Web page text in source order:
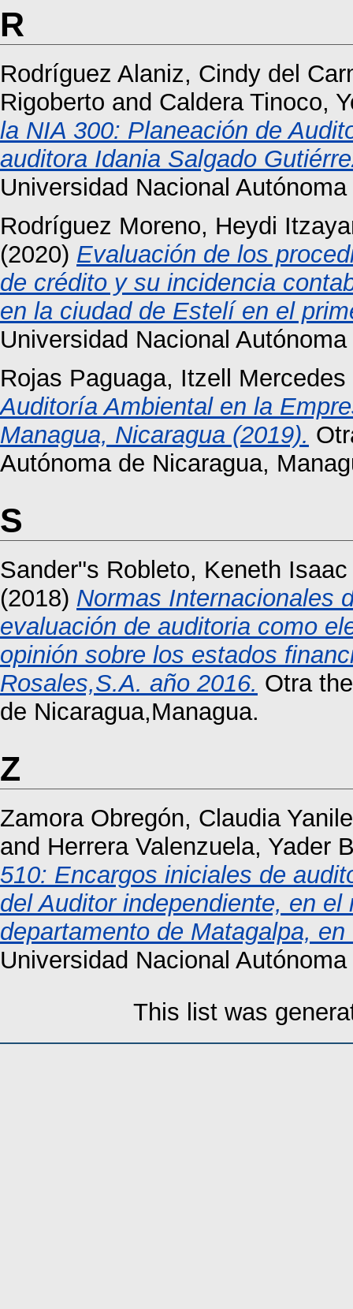
R
Rodríguez Alaniz, Cindy del
Rigoberto and Caldera Tinoco,
la NIA 300: Planeación de
auditora Idania Salgado
Universidad Nacional
Rodríguez Moreno, Heydi
(2020) Evaluación de los
de crédito y su incidencia
en la ciudad de Estelí en el
Universidad Nacional
Rojas Paguaga, Itzell Mercedes
Auditoría Ambiental en la
Managua, Nicaragua (2019).
Autónoma de Nicaragua,
S
Sander"s Robleto, Keneth Isaac
(2018) Normas Internacionales
evaluación de auditoria como
opinión sobre los estados
Rosales,S.A. año 2016. Otra
de Nicaragua,Managua.
Z
Zamora Obregón, Claudia
and Herrera Valenzuela, Yader
510: Encargos iniciales de
del Auditor independiente, en
departamento de Matagalpa,
Universidad Nacional
This list was